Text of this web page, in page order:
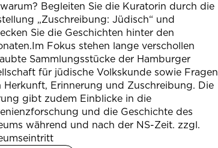
Begleiten Sie die Kuratorin durch die
„Zuschreibung: Jüdisch“ und
Sie die Geschichten hinter den
Fokus stehen lange verschollen
Sammlungsstücke der Hamburger
für jüdische Volkskunde sowie Fragen
Herkunft, Erinnerung und Zuschreibung. Die
gibt zudem Einblicke in die
und die Geschichte des
während und nach der NS-Zeit. zzgl.